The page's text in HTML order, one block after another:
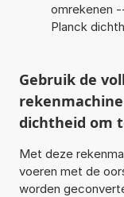
omrekenen
Planck
Gebruik de
dichtheid om
Met deze
voeren met de
worden